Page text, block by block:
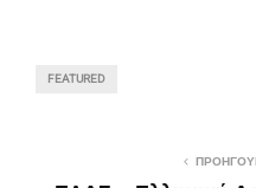
FEATURED